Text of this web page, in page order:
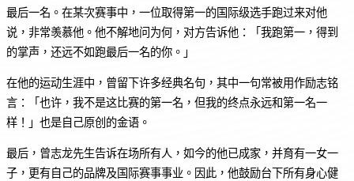
最后一名。在某次赛事中，一位取得第一的国际级选手跑过来对他
说，非常羡慕他。他不解地问为何，对方告诉他：「我跑第一，得到
的掌声，还远不如跑最后一名的你。」
在他的运动生涯中，曾留下许多经典名句，其中一句常被用作励志铭
言：「也许，我不是这比赛的第一名，但我的终点永远和第一名一
样！」也是自己原创的金语。
最后，曾志龙先生告诉在场所有人，如今的他已成家，并育有一女一
子，更有自己的品牌及国际赛事事业。因此，他鼓励台下所有身心健